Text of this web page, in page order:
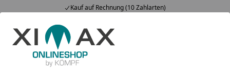
Kauf auf Rechnung (10 Zahlarten)
Alle Produkte
Mein Konto
Suchen